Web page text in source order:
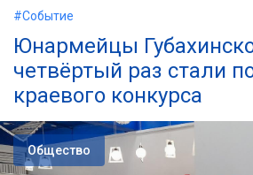
Наши интервью
#Событие
Юнармейцы
четвёртый раз стали
краевого конкурса
Общество